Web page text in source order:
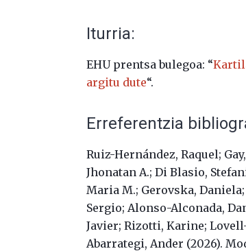
Iturria:
EHU prentsa bulegoa: “
argitu dute“.
Erreferentzia
Ruiz-Hernández, Raquel;
Jhonatan A.; Di Blasio,
Maria M.; Gerovska,
Sergio; Alonso-Alconada,
Javier; Rizotti, Karine;
Abarrategi, Ander (2026).